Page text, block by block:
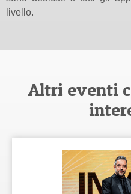
livello.
Altri eventi